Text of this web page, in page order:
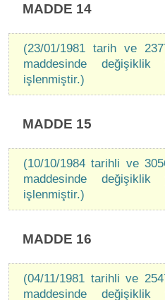
MADDE 14
(23/01/1981 tarih ve
maddesinde
işlenmiştir.)
MADDE 15
(10/10/1984 tarihli ve
maddesinde
işlenmiştir.)
MADDE 16
(04/11/1981 tarihli ve
maddesinde